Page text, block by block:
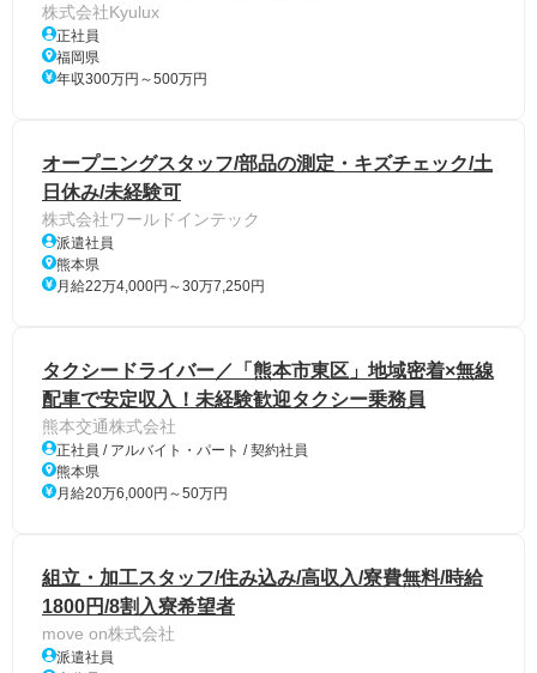
株式会社Kyulux
正社員
福岡県
年収300万円～500万円
オープニングスタッフ/部品の測定・キズチェック/土
日休み/未経験可
株式会社ワールドインテック
派遣社員
熊本県
月給22万4,000円～30万7,250円
タクシードライバー／「熊本市東区」地域密着×無線
配車で安定収入！未経験歓迎タクシー乗務員
熊本交通株式会社
正社員 / アルバイト・パート / 契約社員
熊本県
月給20万6,000円～50万円
組立・加工スタッフ/住み込み/高収入/寮費無料/時給
1800円/8割入寮希望者
move on株式会社
派遣社員